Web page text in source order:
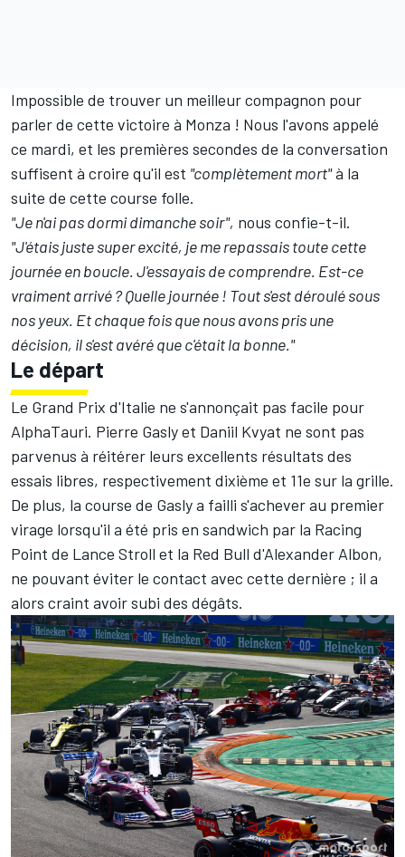
Impossible de trouver un meilleur compagnon pour
parler de cette victoire à Monza ! Nous l'avons appelé
ce mardi, et les premières secondes de la conversation
suffisent à croire qu'il est "complètement mort"à la
suite de cette course folle.
"Je n'ai pas dormi dimanche soir", nous confie-t-il.
"J'étais juste super excité, je me repassais toute cette
journée en boucle. J'essayais de comprendre. Est-ce
vraiment arrivé ? Quelle journée ! Tout s'est déroulé sous
nos yeux. Et chaque fois que nous avons pris une
décision, il s'est avéré que c'était la bonne."
Le départ
Le Grand Prix d'Italie ne s'annonçait pas facile pour
AlphaTauri. Pierre Gasly et Daniil Kvyat ne sont pas
parvenus à réitérer leurs excellents résultats des
essais libres, respectivement dixième et 11e sur la grille.
De plus, la course de Gasly a failli s'achever au premier
virage lorsqu'il a été pris en sandwich par la Racing
Point de Lance Stroll et la Red Bull d'Alexander Albon,
ne pouvant éviter le contact avec cette dernière ; il a
alors craint avoir subi des dégâts.